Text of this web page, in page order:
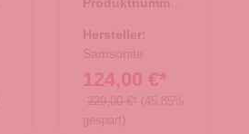
Hersteller:
Samsonite
124,00 €*
229,00 €* (45.85%
gespart)